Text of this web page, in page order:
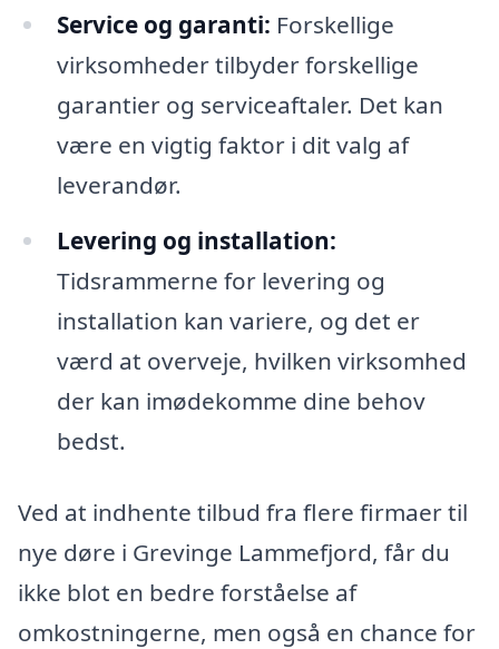
Service og garanti: Forskellige
virksomheder tilbyder forskellige
garantier og serviceaftaler. Det kan
være en vigtig faktor i dit valg af
leverandør.
Levering og installation:
Tidsrammerne for levering og
installation kan variere, og det er
værd at overveje, hvilken virksomhed
der kan imødekomme dine behov
bedst.
Ved at indhente tilbud fra flere firmaer til
nye døre i Grevinge Lammefjord, får du
ikke blot en bedre forståelse af
omkostningerne, men også en chance for